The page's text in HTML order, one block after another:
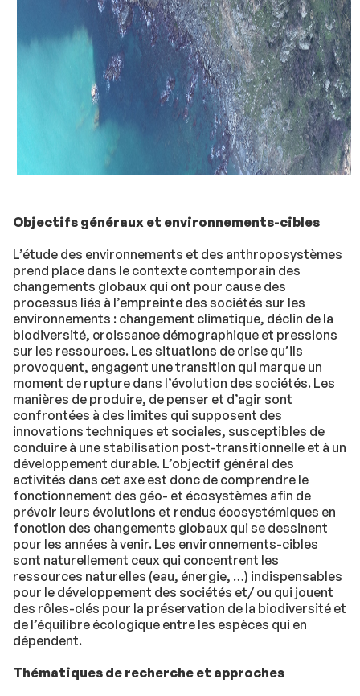
Objectifs généraux et environnements-cibles
L’étude des environnements et des anthroposystèmes
prend place dans le contexte contemporain des
changements globaux qui ont pour cause des
processus liés à l’empreinte des sociétés sur les
environnements : changement climatique, déclin de la
biodiversité, croissance démographique et pressions
sur les ressources. Les situations de crise qu’ils
provoquent, engagent une transition qui marque un
moment de rupture dans l’évolution des sociétés. Les
manières de produire, de penser et d’agir sont
confrontées à des limites qui supposent des
innovations techniques et sociales, susceptibles de
conduire à une stabilisation post-transitionnelle et à un
développement durable. L’objectif général des
activités dans cet axe est donc de comprendre le
fonctionnement des géo- et écosystèmes afin de
prévoir leurs évolutions et rendus écosystémiques en
fonction des changements globaux qui se dessinent
pour les années à venir. Les environnements-cibles
sont naturellement ceux qui concentrent les
ressources naturelles (eau, énergie, …) indispensables
pour le développement des sociétés et/ ou qui jouent
des rôles-clés pour la préservation de la biodiversité et
de l’équilibre écologique entre les espèces qui en
dépendent.
Thématiques de recherche et approches